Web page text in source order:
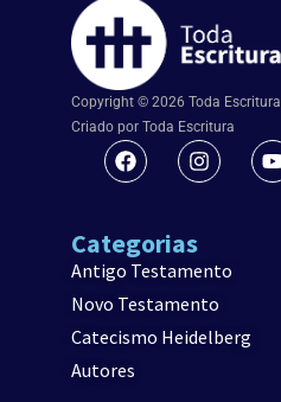
Copyright © 2026 Toda Escritura |
Criado por Toda Escritura
Categorias
Antigo Testamento
Novo Testamento
Catecismo Heidelberg
Autores